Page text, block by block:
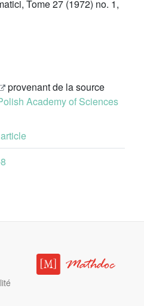
Tome 27 (1972) no. 1,
provenant de la source
Academy of Sciences